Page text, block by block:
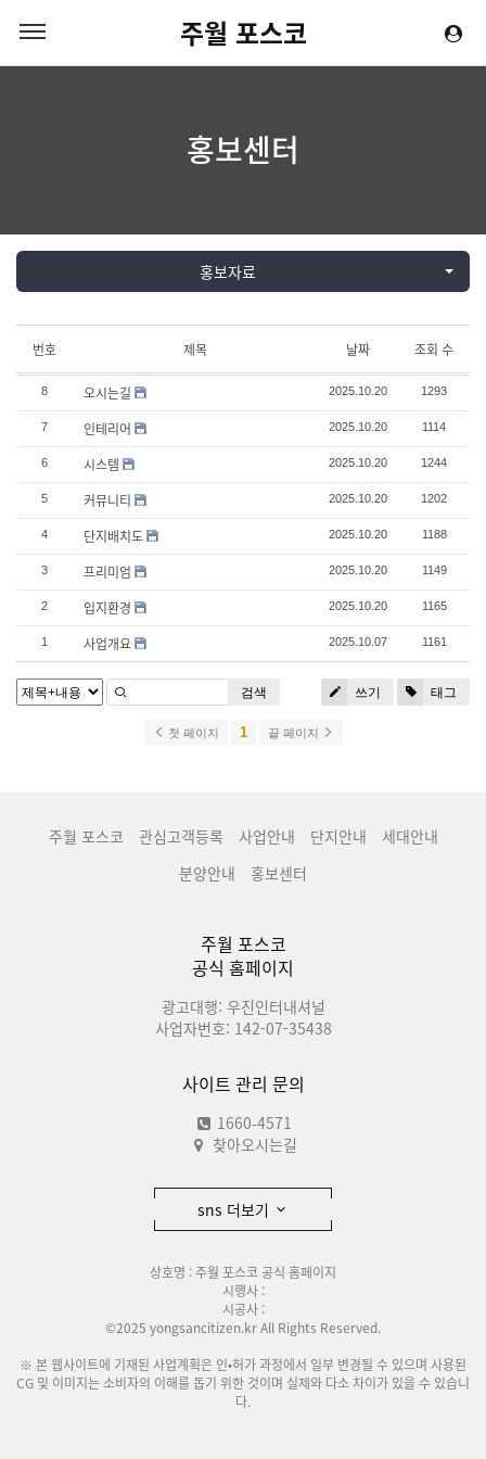
주월 포스코
홍보센터
홍보자료
번호 제목 날짜 조회 수
8 오시는길 2025.10.20 1293
7 인테리어 2025.10.20 1114
6 시스템 2025.10.20 1244
5 커뮤니티 2025.10.20 1202
4 단지배치도 2025.10.20 1188
3 프리미엄 2025.10.20 1149
2 입지환경 2025.10.20 1165
1 사업개요 2025.10.07 1161
쓰기 태그
검색
첫 페이지 1 끝 페이지
주월 포스코 관심고객등록 사업안내 단지안내
세대안내
분양안내
홍보센터
주월 포스코
공식 홈페이지
광고대행: 우진인터내셔널
사업자번호: 142-07-35438
사이트 관리 문의
1660-4571
찾아오시는길
sns 더보기
상호명 : 주월 포스코 공식 홈페이지
시행사 :
시공사 :
©2025 yongsancitizen.kr All Rights Reserved.
※ 본 웹사이트에 기재된 사업계획은 인•허가 과정에서 일부 변경될 수 있으며 사용된
CG 및 이미지는 소비자의 이해를 돕기 위한 것이며 실제와 다소 차이가 있을 수 있습니
다.